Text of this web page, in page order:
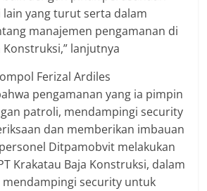
yang turut serta dalam
manajemen pengamanan di
Konstruksi,” lanjutnya
Ferizal Ardiles
pengamanan yang ia pimpin
patroli, mendampingi security
dan memberikan imbauan
Ditpamobvit melakukan
Krakatau Baja Konstruksi, dalam
mendampingi security untuk